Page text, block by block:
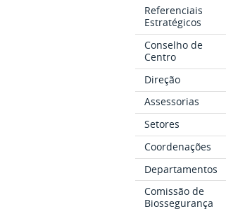
Referenciais
Estratégicos
Conselho de
Centro
Direção
Assessorias
Setores
Coordenações
Departamentos
Comissão de
Biossegurança